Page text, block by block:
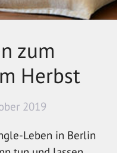
zum
Herbst
2019
Leben in Berlin